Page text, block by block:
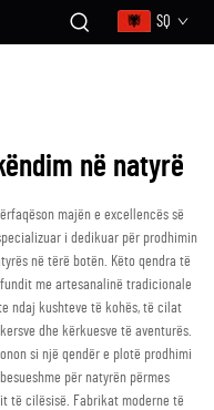
SQ
në natyrë
majën e excellencës së
i dedikuar për prodhimin
në tërë botën. Këto qendra të
me artesanalinë tradicionale
ndaj kushteve të kohës, të cilat
dhe kërkuesve të aventurës.
si një qendër e plotë prodhimi
për natyrën përmes
të cilësisë. Fabrikat moderne të